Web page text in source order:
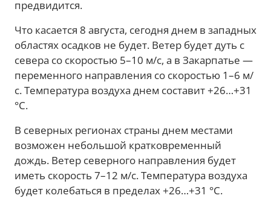
предвидится.
Что касается 8 августа, сегодня днем в западных
областях осадков не будет. Ветер будет дуть с
севера со скоростью 5–10 м/с, а в Закарпатье —
переменного направления со скоростью 1–6 м/
с. Температура воздуха днем составит +26…+31
°С.
В северных регионах страны днем местами
возможен небольшой кратковременный
дождь. Ветер северного направления будет
иметь скорость 7–12 м/с. Температура воздуха
будет колебаться в пределах +26…+31 °С.